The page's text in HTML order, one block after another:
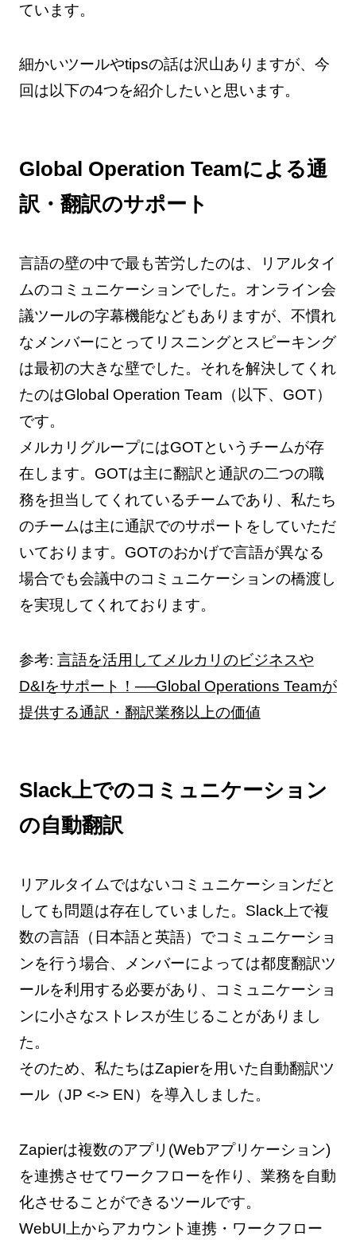
ています。
細かいツールやtipsの話は沢山ありますが、今
回は以下の4つを紹介したいと思います。
Global Operation Teamによる通
訳・翻訳のサポート
言語の壁の中で最も苦労したのは、リアルタイ
ムのコミュニケーションでした。オンライン会
議ツールの字幕機能などもありますが、不慣れ
なメンバーにとってリスニングとスピーキング
は最初の大きな壁でした。それを解決してくれ
たのはGlobal Operation Team（以下、GOT）
です。
メルカリグループにはGOTというチームが存
在します。GOTは主に翻訳と通訳の二つの職
務を担当してくれているチームであり、私たち
のチームは主に通訳でのサポートをしていただ
いております。GOTのおかげで言語が異なる
場合でも会議中のコミュニケーションの橋渡し
を実現してくれております。
参考: 言語を活用してメルカリのビジネスや
D&Iをサポート！──Global Operations Teamが
提供する通訳・翻訳業務以上の価値
Slack上でのコミュニケーション
の自動翻訳
リアルタイムではないコミュニケーションだと
しても問題は存在していました。Slack上で複
数の言語（日本語と英語）でコミュニケーショ
ンを行う場合、メンバーによっては都度翻訳ツ
ールを利用する必要があり、コミュニケーショ
ンに小さなストレスが生じることがありまし
た。
そのため、私たちはZapierを用いた自動翻訳ツ
ール（JP <-> EN）を導入しました。
Zapierは複数のアプリ(Webアプリケーション)
を連携させてワークフローを作り、業務を自動
化させることができるツールです。
WebUI上からアカウント連携・ワークフロー